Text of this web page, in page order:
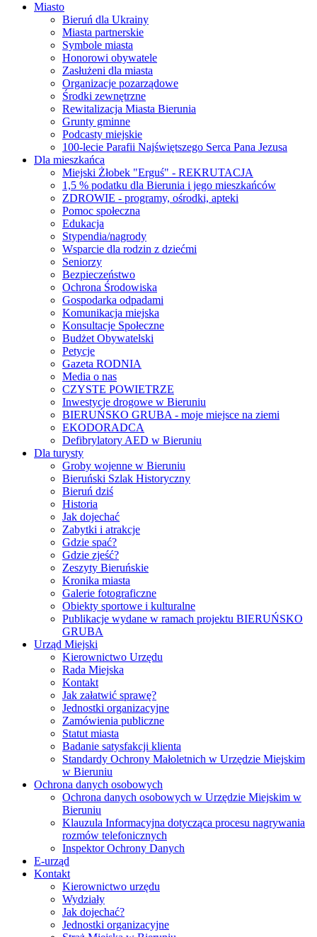
Miasto
Bieruń dla Ukrainy
Miasta partnerskie
Symbole miasta
Honorowi obywatele
Zasłużeni dla miasta
Organizacje pozarządowe
Środki zewnętrzne
Rewitalizacja Miasta Bierunia
Grunty gminne
Podcasty miejskie
100-lecie Parafii Najświętszego Serca Pana Jezusa
Dla mieszkańca
Miejski Żłobek "Erguś" - REKRUTACJA
1,5 % podatku dla Bierunia i jego mieszkańców
ZDROWIE - programy, ośrodki, apteki
Pomoc społeczna
Edukacja
Stypendia/nagrody
Wsparcie dla rodzin z dziećmi
Seniorzy
Bezpieczeństwo
Ochrona Środowiska
Gospodarka odpadami
Komunikacja miejska
Konsultacje Społeczne
Budżet Obywatelski
Petycje
Gazeta RODNIA
Media o nas
CZYSTE POWIETRZE
Inwestycje drogowe w Bieruniu
BIERUŃSKO GRUBA - moje miejsce na ziemi
EKODORADCA
Defibrylatory AED w Bieruniu
Dla turysty
Groby wojenne w Bieruniu
Bieruński Szlak Historyczny
Bieruń dziś
Historia
Jak dojechać
Zabytki i atrakcje
Gdzie spać?
Gdzie zjeść?
Zeszyty Bieruńskie
Kronika miasta
Galerie fotograficzne
Obiekty sportowe i kulturalne
Publikacje wydane w ramach projektu BIERUŃSKO
GRUBA
Urząd Miejski
Kierownictwo Urzędu
Rada Miejska
Kontakt
Jak załatwić sprawę?
Jednostki organizacyjne
Zamówienia publiczne
Statut miasta
Badanie satysfakcji klienta
Standardy Ochrony Małoletnich w Urzędzie Miejskim
w Bieruniu
Ochrona danych osobowych
Ochrona danych osobowych w Urzędzie Miejskim w
Bieruniu
Klauzula Informacyjna dotycząca procesu nagrywania
rozmów telefonicznych
Inspektor Ochrony Danych
E-urząd
Kontakt
Kierownictwo urzędu
Wydziały
Jak dojechać?
Jednostki organizacyjne